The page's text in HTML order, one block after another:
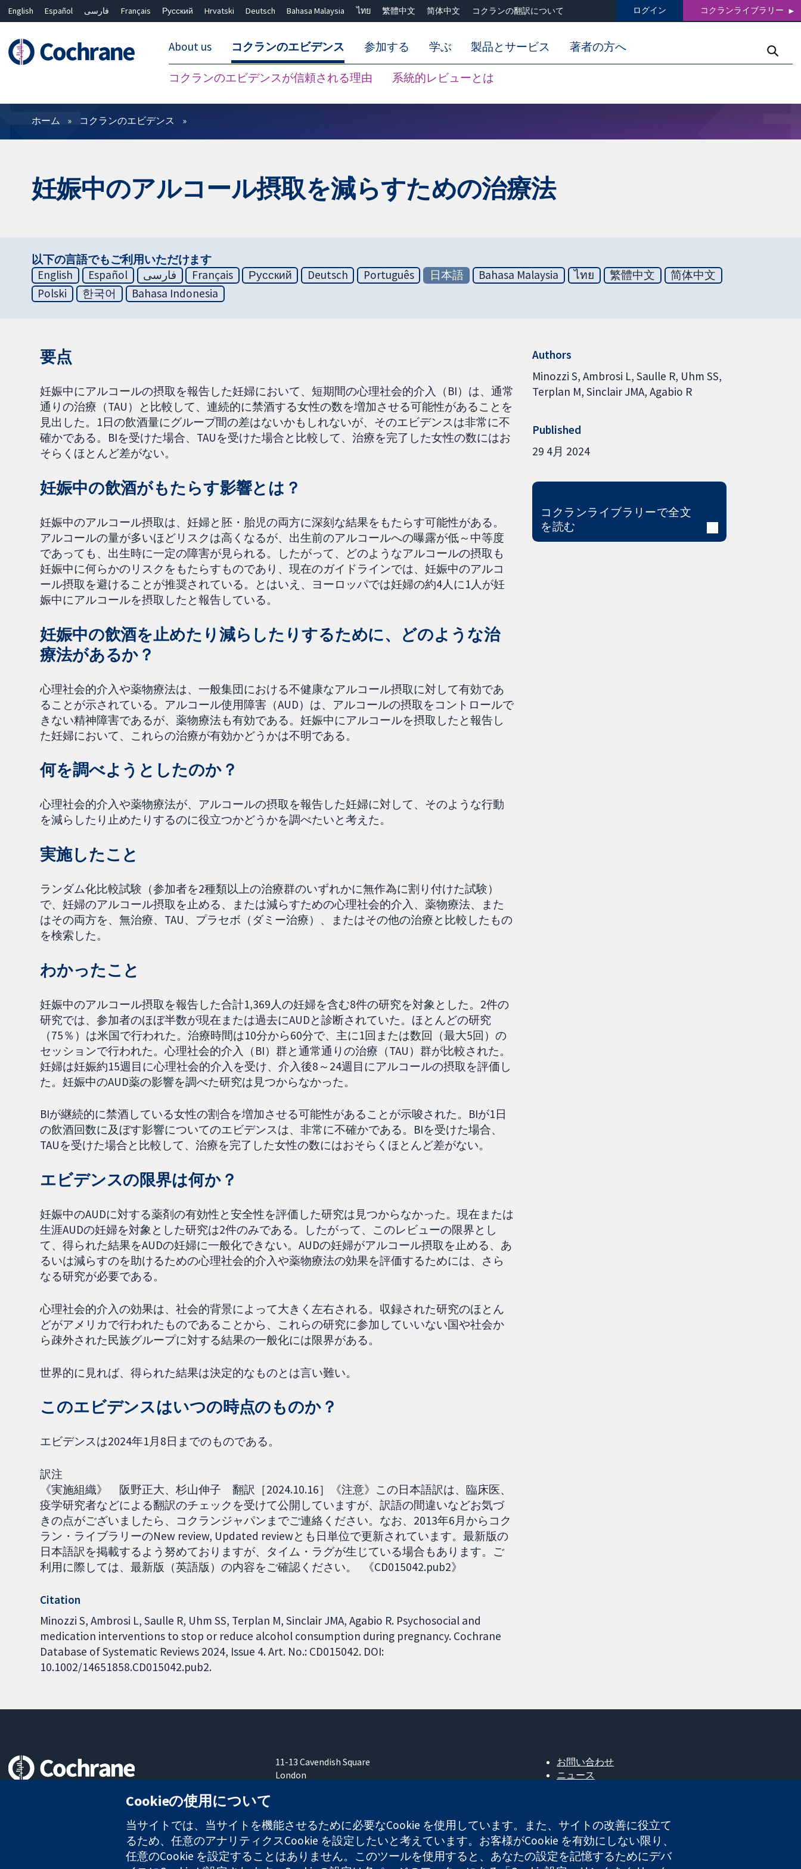
English Español فارسی Français Русский Hrvatski Deutsch Bahasa Malaysia ไทย 繁體中文 简体中文 コクランの翻訳について ログイン コクランライブラリー
About us コクランのエビデンス
コクランのエビデンスが信頼される理由 系統的レビューとは
参加する 学ぶ 製品とサービス 著者の方へ
フィルター
ホーム コクランのエビデンス
妊娠中のアルコール摂取を減らすための治療法
以下の言語でもご利用いただけます
English
Español فارسی Français Русский Deutsch Português 日本語 Bahasa Malaysia ไทย 繁體中文
简体中文
Polski
한국어 Bahasa Indonesia
要点
妊娠中にアルコールの摂取を報告した妊婦において、短期間の心理社会的介入（BI）は、通常
通りの治療（TAU）と比較して、連続的に禁酒する女性の数を増加させる可能性があることを
見出した。1日の飲酒量にグループ間の差はないかもしれないが、そのエビデンスは非常に不
確かである。BIを受けた場合、TAUを受けた場合と比較して、治療を完了した女性の数にはお
そらくほとんど差がない。
妊娠中の飲酒がもたらす影響とは？
妊娠中のアルコール摂取は、妊婦と胚・胎児の両方に深刻な結果をもたらす可能性がある。
アルコールの量が多いほどリスクは高くなるが、出生前のアルコールへの曝露が低～中等度
であっても、出生時に一定の障害が見られる。したがって、どのようなアルコールの摂取も
妊娠中に何らかのリスクをもたらすものであり、現在のガイドラインでは、妊娠中のアルコ
ール摂取を避けることが推奨されている。とはいえ、ヨーロッパでは妊婦の約4人に1人が妊
娠中にアルコールを摂取したと報告している。
妊娠中の飲酒を止めたり減らしたりするために、どのような治
療法があるか？
心理社会的介入や薬物療法は、一般集団における不健康なアルコール摂取に対して有効であ
ることが示されている。アルコール使用障害（AUD）は、アルコールの摂取をコントロールで
きない精神障害であるが、薬物療法も有効である。妊娠中にアルコールを摂取したと報告し
た妊婦において、これらの治療が有効かどうかは不明である。
何を調べようとしたのか？
心理社会的介入や薬物療法が、アルコールの摂取を報告した妊婦に対して、そのような行動
を減らしたり止めたりするのに役立つかどうかを調べたいと考えた。
実施したこと
ランダム化比較試験（参加者を2種類以上の治療群のいずれかに無作為に割り付けた試験）
で、妊婦のアルコール摂取を止める、または減らすための心理社会的介入、薬物療法、また
はその両方を、無治療、TAU、プラセボ（ダミー治療）、またはその他の治療と比較したもの
を検索した。
わかったこと
妊娠中のアルコール摂取を報告した合計1,369人の妊婦を含む8件の研究を対象とした。2件の
研究では、参加者のほぼ半数が現在または過去にAUDと診断されていた。ほとんどの研究
（75％）は米国で行われた。治療時間は10分から60分で、主に1回または数回（最大5回）の
セッションで行われた。心理社会的介入（BI）群と通常通りの治療（TAU）群が比較された。
妊婦は妊娠約15週目に心理社会的介入を受け、介入後8～24週目にアルコールの摂取を評価し
た。妊娠中のAUD薬の影響を調べた研究は見つからなかった。
BIが継続的に禁酒している女性の割合を増加させる可能性があることが示唆された。BIが1日
の飲酒回数に及ぼす影響についてのエビデンスは、非常に不確かである。BIを受けた場合、
TAUを受けた場合と比較して、治療を完了した女性の数にはおそらくほとんど差がない。
エビデンスの限界は何か？
妊娠中のAUDに対する薬剤の有効性と安全性を評価した研究は見つからなかった。現在または
生涯AUDの妊婦を対象とした研究は2件のみである。したがって、このレビューの限界とし
て、得られた結果をAUDの妊婦に一般化できない。AUDの妊婦がアルコール摂取を止める、あ
るいは減らすのを助けるための心理社会的介入や薬物療法の効果を評価するためには、さら
なる研究が必要である。
心理社会的介入の効果は、社会的背景によって大きく左右される。収録された研究のほとん
どがアメリカで行われたものであることから、これらの研究に参加していいない国や社会か
ら疎外された民族グループに対する結果の一般化には限界がある。
世界的に見れば、得られた結果は決定的なものとは言い難い。
このエビデンスはいつの時点のものか？
エビデンスは2024年1月8日までのものである。
訳注
《実施組織》 阪野正大、杉山伸子 翻訳［2024.10.16］《注意》この日本語訳は、臨床医、
疫学研究者などによる翻訳のチェックを受けて公開していますが、訳語の間違いなどお気づ
きの点がございましたら、コクランジャパンまでご連絡ください。なお、2013年6月からコク
ラン・ライブラリーのNew review, Updated reviewとも日単位で更新されています。最新版の
日本語訳を掲載するよう努めておりますが、タイム・ラグが生じている場合もあります。ご
利用に際しては、最新版（英語版）の内容をご確認ください。 《CD015042.pub2》
Citation
Minozzi S, Ambrosi L, Saulle R, Uhm SS, Terplan M, Sinclair JMA, Agabio R. Psychosocial and
medication interventions to stop or reduce alcohol consumption during pregnancy. Cochrane
Database of Systematic Reviews 2024, Issue 4. Art. No.: CD015042. DOI:
10.1002/14651858.CD015042.pub2.
Authors
Minozzi S Ambrosi L Saulle R Uhm SS
Terplan M Sinclair JMA Agabio R
Published
29 4月 2024
コクランライブラリーで全文
を読む
11-13 Cavendish Square
London
お問い合わせ
ニュース
Cochrane Library
Cookieの使用について
当サイトでは、当サイトを機能させるために必要なCookie を使用しています。また、サイトの改善に役立て
るため、任意のアナリティクスCookie を設定したいと考えています。お客様がCookie を有効にしない限り、
任意のCookie を設定することはありません。このツールを使用すると、あなたの設定を記憶するためにデバ